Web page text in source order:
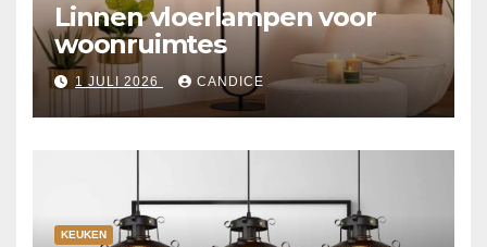
Linnen vloerlampen voor
woonruimtes
1 JULI 2026 CANDICE
KEUKEN